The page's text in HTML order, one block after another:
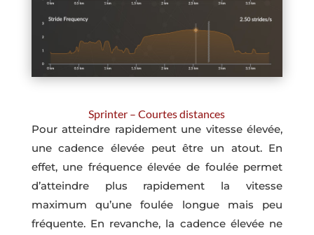
Sprinter – Courtes distances
Pour atteindre rapidement une vitesse élevée,
une cadence élevée peut être un atout. En
effet, une fréquence élevée de foulée permet
d’atteindre plus rapidement la vitesse
maximum qu’une foulée longue mais peu
fréquente. En revanche, la cadence élevée ne